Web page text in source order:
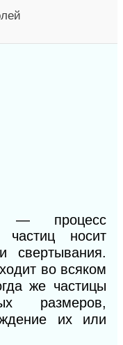
— процесс
частиц носит
свертывания.
во всяком
же частицы
размеров,
их или